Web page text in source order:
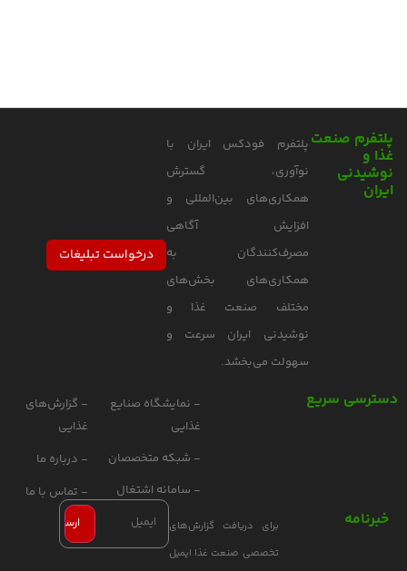
پلتفرم صنعت
غذا و
نوشیدنی
ایران
پلتفرم فودکس ایران با
نوآوری، گسترش
همکاری‌های بین‌المللی و
افزایش آگاهی
مصرف‌کنندگان به
همکاری‌های بخش‌های
مختلف صنعت غذا و
نوشیدنی ایران سرعت و
سهولت می‌بخشد.
درخواست تبلیغات
دسترسی سریع
- نمایشگاه صنایع
غذایی
- شبکه متخصصان
- سامانه اشتغال
- گزارش‌های
غذایی
- درباره ما
- تماس با ما
خبرنامه
برای دریافت گزارش‌های
تخصصی صنعت غذا ایمیل